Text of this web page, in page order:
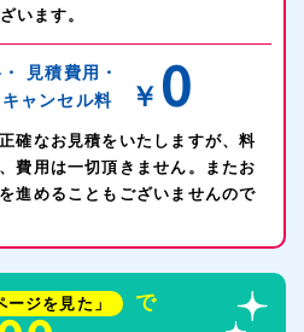
います。
見積費用・
キャンセル料 ￥ 0
確なお見積をいたしますが、料
費用は一切頂きません。またお
進めることもございませんので
ージを見た」 で